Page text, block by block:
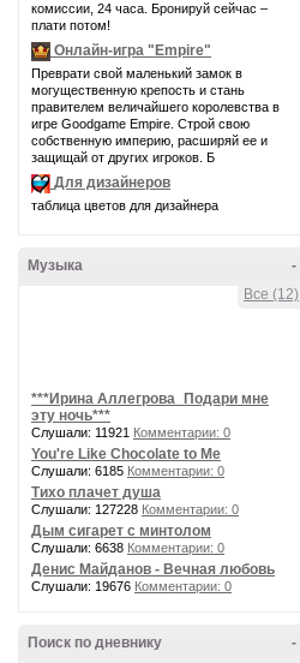
комиссии, 24 часа. Бронируй сейчас –
плати потом!
Онлайн-игра "Empire"
Преврати свой маленький замок в
могущественную крепость и стань
правителем величайшего королевства в
игре Goodgame Empire. Строй свою
собственную империю, расширяй ее и
защищай от других игроков. Б
Для дизайнеров
таблица цветов для дизайнера
-
Музыка
Все (12)
***Ирина Аллегрова_Подари мне
эту ночь***
Слушали: 11921 Комментарии: 0
You're Like Chocolate to Me
Слушали: 6185 Комментарии: 0
Тихо плачет душа
Слушали: 127228 Комментарии: 0
Дым сигарет с минтолом
Слушали: 6638 Комментарии: 0
Денис Майданов - Вечная любовь
Слушали: 19676 Комментарии: 0
-
Поиск по дневнику